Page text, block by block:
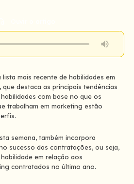
mais recente de habilidades em
destaca as principais tendências
com base no que os
trabalham em marketing estão
semana, também incorpora
sucesso das contratações, ou seja,
em relação aos
contratados no último ano.